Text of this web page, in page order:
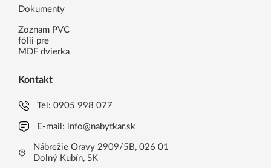
Dokumenty
Zoznam PVC
fólii pre
MDF dvierka
Kontakt
Tel:0905 998 077
E-mail: info@nabytkar.sk
Nábrežie Oravy 2909/5B, 026 01
Dolný Kubín, SK